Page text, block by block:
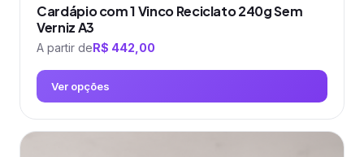
Cardápio com 1 Vinco Reciclato 240g Sem
Verniz A3
A partir deR$ 442,00
Ver opções
Este
produto